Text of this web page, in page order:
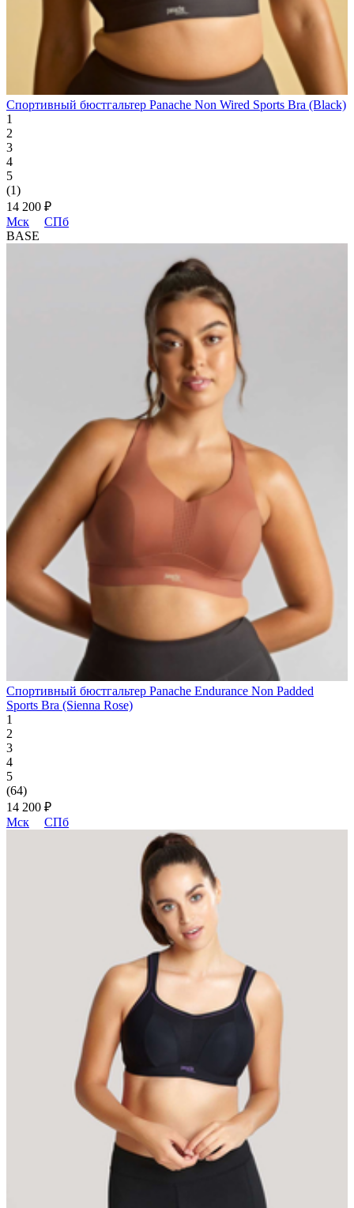
Спортивный бюстгальтер Panache Non Wired Sports Bra (Black)
1
2
3
4
5
(1)
14 200 ₽
Мск
СПб
BASE
Спортивный бюстгальтер Panache Endurance Non Padded
Sports Bra (Sienna Rose)
1
2
3
4
5
(64)
14 200 ₽
Мск
СПб